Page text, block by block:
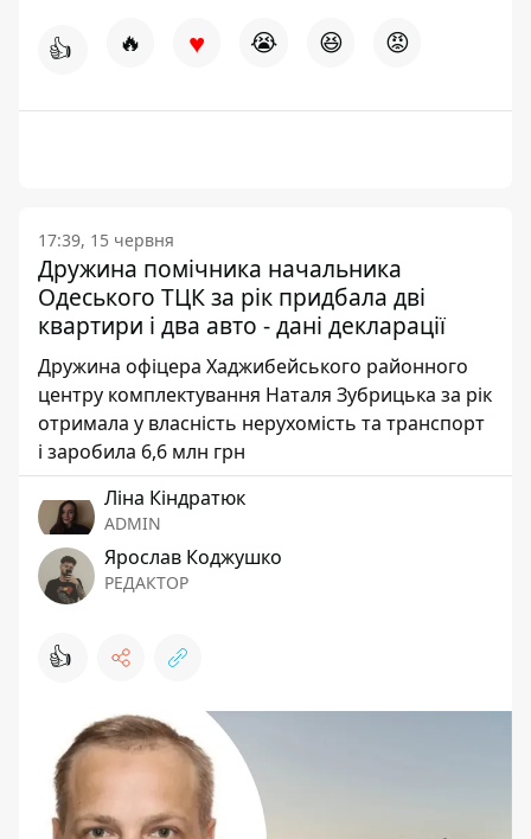
👍 🔥 ♥ 😭 😆 😡
17:39, 15 червня
Дружина помічника начальника
Одеського ТЦК за рік придбала дві
квартири і два авто - дані декларації
Дружина офіцера Хаджибейського районного
центру комплектування Наталя Зубрицька за рік
отримала у власність нерухомість та транспорт
і заробила 6,6 млн грн
Ліна Кіндратюк
ADMIN
Ярослав Коджушко
РЕДАКТОР
👍